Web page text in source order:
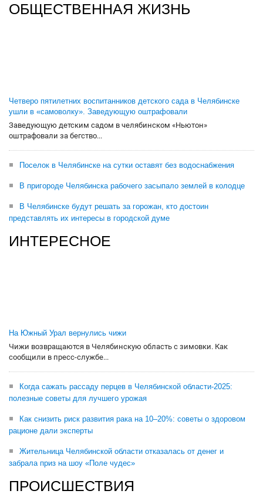
ОБЩЕСТВЕННАЯ ЖИЗНЬ
Четверо пятилетних воспитанников детского сада в Челябинске
ушли в «самоволку». Заведующую оштрафовали
Заведующую детским садом в челябинском «Ньютон»
оштрафовали за бегство...
Поселок в Челябинске на сутки оставят без водоснабжения
В пригороде Челябинска рабочего засыпало землей в колодце
В Челябинске будут решать за горожан, кто достоин
представлять их интересы в городской думе
ИНТЕРЕСНОЕ
На Южный Урал вернулись чижи
Чижи возвращаются в Челябинскую область с зимовки. Как
сообщили в пресс-службе...
Когда сажать рассаду перцев в Челябинской области-2025:
полезные советы для лучшего урожая
Как снизить риск развития рака на 10–20%: советы о здоровом
рационе дали эксперты
Жительница Челябинской области отказалась от денег и
забрала приз на шоу «Поле чудес»
ПРОИСШЕСТВИЯ